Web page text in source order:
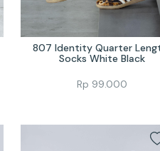
807 Identity Quarter
Socks White Black
Rp 99.000